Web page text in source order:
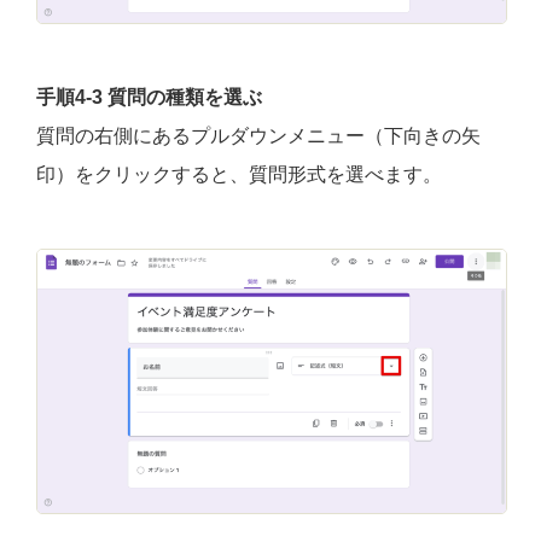
手順4-3 質問の種類を選ぶ
質問の右側にあるプルダウンメニュー（下向きの矢
印）をクリックすると、質問形式を選べます。